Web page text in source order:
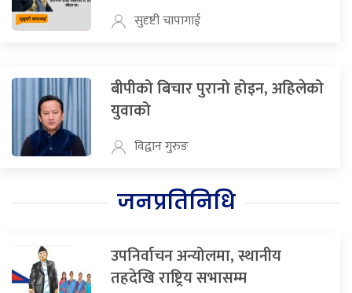
सुदृष्टी चापागाई
बीपीको बिचार पुरानो होइन, अहिलेको
युवाको
विद्वान गुरुङ
जनप्रतिनिधि
उपनिर्वाचन अन्योलमा, स्थानीय
तहदेखि राष्ट्रिय सभासम्म